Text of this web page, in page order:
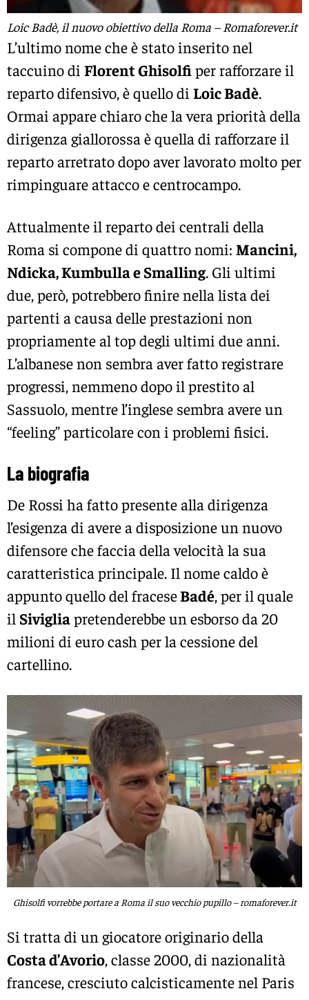
Loic Badè, il nuovo obiettivo della Roma – Romaforever.it
L’ultimo nome che è stato inserito nel
taccuino di Florent Ghisolfiper rafforzare il
reparto difensivo, è quello di Loic Badè.
Ormai appare chiaro che la vera priorità della
dirigenza giallorossa è quella di rafforzare il
reparto arretrato dopo aver lavorato molto per
rimpinguare attacco e centrocampo.
Attualmente il reparto dei centrali della
Roma si compone di quattro nomi: Mancini,
Ndicka, Kumbulla e Smalling. Gli ultimi
due, però, potrebbero finire nella lista dei
partenti a causa delle prestazioni non
propriamente al top degli ultimi due anni.
L’albanese non sembra aver fatto registrare
progressi, nemmeno dopo il prestito al
Sassuolo, mentre l’inglese sembra avere un
“feeling” particolare con i problemi fisici.
La biografia
De Rossi ha fatto presente alla dirigenza
l’esigenza di avere a disposizione un nuovo
difensore che faccia della velocità la sua
caratteristica principale. Il nome caldo è
appunto quello del fraceseBadé, per il quale
il Sivigliapretenderebbe un esborso da 20
milioni di euro cash per la cessione del
cartellino.
Ghisolfi vorrebbe portare a Roma il suo vecchio pupillo – romaforever.it
Si tratta di un giocatore originario della
Costa d’Avorio, classe 2000, di nazionalità
francese, cresciuto calcisticamente nel Paris